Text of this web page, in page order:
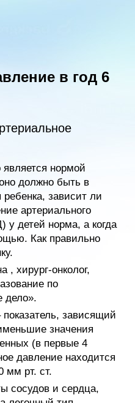
в год 6
является нормой
должно быть в
зависит ли
артериального
у детей норма, а когда
Как правильно
, хирург-онколог,
по
дело».
зависящий
значения
(в первые 4
давление находится
мм рт. ст.
сосудов и сердца,